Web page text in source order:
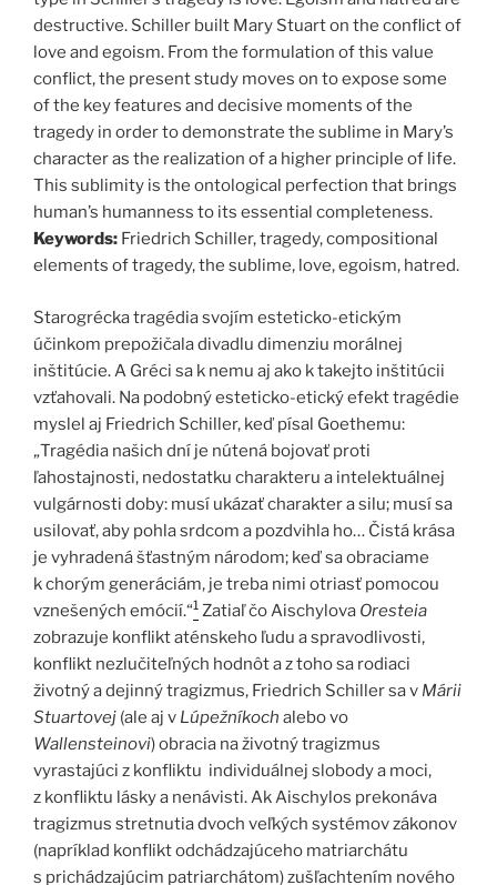
destructive. Schiller built Mary Stuart on the conflict of
love and egoism. From the formulation of this value
conflict, the present study moves on to expose some
of the key features and decisive moments of the
tragedy in order to demonstrate the sublime in Mary’s
character as the realization of a higher principle of life.
This sublimity is the ontological perfection that brings
human’s humanness to its essential completeness.
Keywords: Friedrich Schiller, tragedy, compositional
elements of tragedy, the sublime, love, egoism, hatred.
Starogrécka tragédia svojím esteticko-etickým
účinkom prepožičala divadlu dimenziu morálnej
inštitúcie. A Gréci sa k nemu aj ako k takejto inštitúcii
vzťahovali. Na podobný esteticko-etický efekt tragédie
myslel aj Friedrich Schiller, keď písal Goethemu:
„Tragédia našich dní je nútená bojovať proti
ľahostajnosti, nedostatku charakteru a intelektuálnej
vulgárnosti doby: musí ukázať charakter a silu; musí sa
usilovať, aby pohla srdcom a pozdvihla ho… Čistá krása
je vyhradená šťastným národom; keď sa obraciame
k chorým generáciám, je treba nimi otriasť pomocou
vznešených emócií.“1 Zatiaľ čo Aischylova Oresteia
zobrazuje konflikt aténskeho ľudu a spravodlivosti,
konflikt nezlučiteľných hodnôt a z toho sa rodiaci
životný a dejinný tragizmus, Friedrich Schiller sa v Márii
Stuartovej (ale aj v Lúpežníkoch alebo vo
Wallensteinovi) obracia na životný tragizmus
vyrastajúci z konfliktu individuálnej slobody a moci,
z konfliktu lásky a nenávisti. Ak Aischylos prekonáva
tragizmus stretnutia dvoch veľkých systémov zákonov
(napríklad konflikt odchádzajúceho matriarchátu
s prichádzajúcim patriarchátom) zušľachtením nového